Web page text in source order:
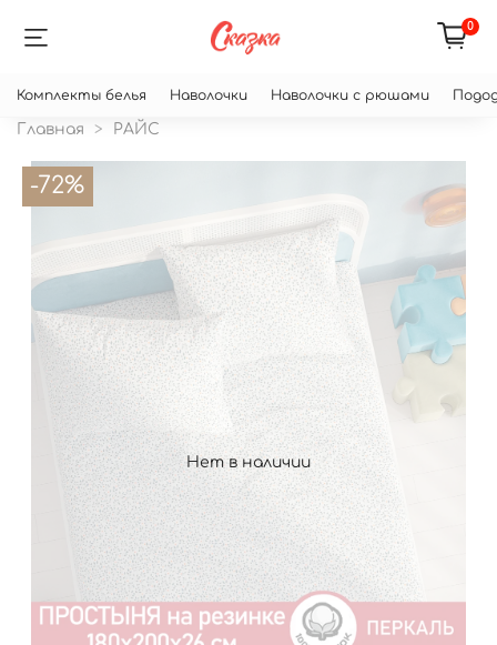
0
Комплекты белья Наволочки Наволочки с рюшами
Главная РАЙС
Нет в наличии
-72%